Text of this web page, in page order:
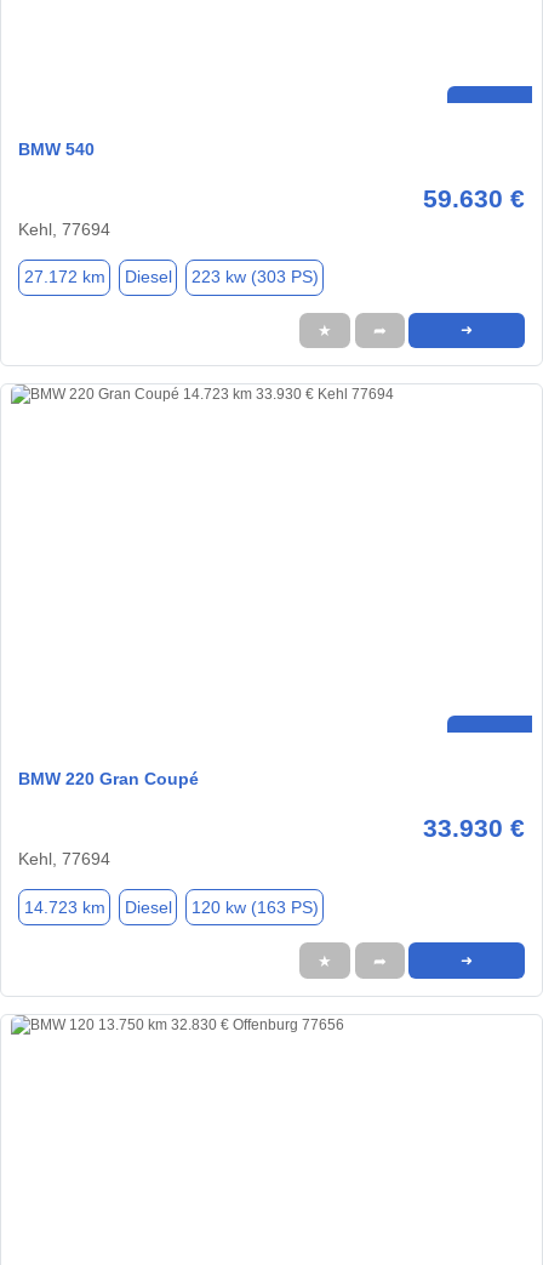
BMW 540
59.630 €
Kehl, 77694
27.172 km Diesel 223 kw (303 PS)
★ ➦ ➜
BMW 220 Gran Coupé
33.930 €
Kehl, 77694
14.723 km Diesel 120 kw (163 PS)
★ ➦ ➜